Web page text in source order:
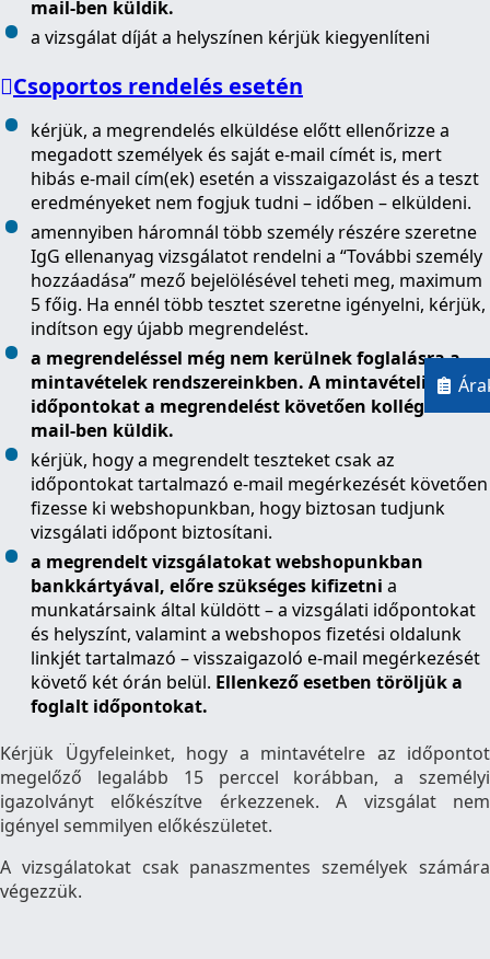
mail-ben küldik.
a vizsgálat díját a helyszínen kérjük kiegyenlíteni
Csoportos rendelés esetén
kérjük, a megrendelés elküldése előtt ellenőrizze a
megadott személyek és saját e-mail címét is, mert
hibás e-mail cím(ek) esetén a visszaigazolást és a teszt
eredményeket nem fogjuk tudni – időben – elküldeni.
amennyiben háromnál több személy részére szeretne
IgG ellenanyag vizsgálatot rendelni a “További személy
hozzáadása” mező bejelölésével teheti meg, maximum
5 főig. Ha ennél több tesztet szeretne igényelni, kérjük,
indítson egy újabb megrendelést.
a megrendeléssel még nem kerülnek foglalásra a
mintavételek rendszereinkben. A mintavételi
időpontokat a megrendelést követően kollégáink e-
mail-ben küldik.
kérjük, hogy a megrendelt teszteket csak az
időpontokat tartalmazó e-mail megérkezését követően
fizesse ki webshopunkban, hogy biztosan tudjunk
vizsgálati időpont biztosítani.
a megrendelt vizsgálatokat webshopunkban
bankkártyával, előre szükséges kifizetni a
munkatársaink által küldött – a vizsgálati időpontokat
és helyszínt, valamint a webshopos fizetési oldalunk
linkjét tartalmazó – visszaigazoló e-mail megérkezését
követő két órán belül. Ellenkező esetben töröljük a
foglalt időpontokat.
Kérjük Ügyfeleinket, hogy a mintavételre az időpontot
megelőző legalább 15 perccel korábban, a személyi
igazolványt előkészítve érkezzenek. A vizsgálat nem
igényel semmilyen előkészületet.
A vizsgálatokat csak panaszmentes személyek számára
végezzük.